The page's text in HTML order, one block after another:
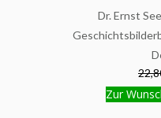
Dr. Ernst
Zur